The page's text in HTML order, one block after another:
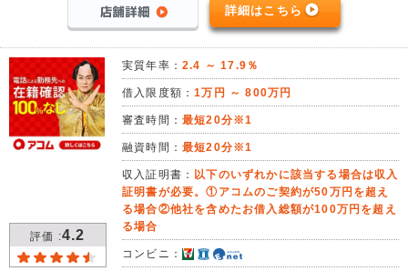
詳細はこちら
評価 :4.2
実質年率： 2.4 ～ 17.9％
借入限度額：1万円 ～ 800万円
審査時間： 最短20分※1
融資時間： 最短20分※1
収入証明書： 以下のいずれかに該当する場合は収入
証明書が必要。①アコムのご契約が50万円を超え
る場合②他社を含めたお借入総額が100万円を超え
る場合
コンビニ：